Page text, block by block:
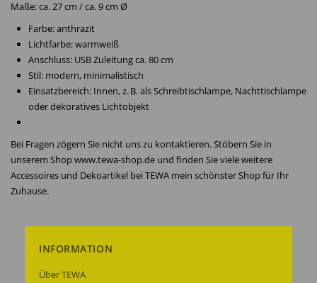
Maße: ca. 27 cm / ca. 9 cm Ø
Farbe: anthrazit
Lichtfarbe: warmweiß
Anschluss: USB Zuleitung ca. 80 cm
Stil: modern, minimalistisch
Einsatzbereich: Innen, z. B. als Schreibtischlampe, Nachttischlampe
oder dekoratives Lichtobjekt
Bei Fragen zögern Sie nicht uns zu kontaktieren. Stöbern Sie in
unserem Shop www.tewa-shop.de und finden Sie viele weitere
Accessoires und Dekoartikel bei TEWA mein schönster Shop für Ihr
Zuhause.
INFORMATION
Über TEWA